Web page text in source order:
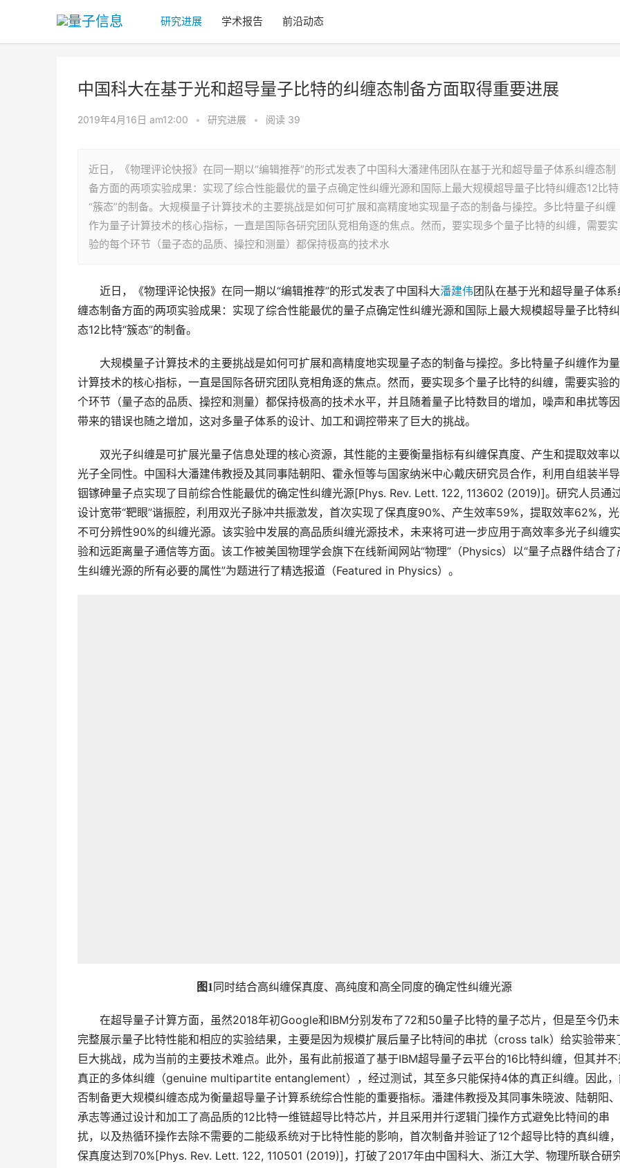
研究进展 学术报告 前沿动态
中国科大在基于光和超导量子比特的纠缠态制备方面取得重要进展
2019年4月16日 am12:00 • 研究进展 • 阅读 39
近日，《物理评论快报》在同一期以“编辑推荐”的形式发表了中国科大潘建伟团队在基于光和超导量子体系纠缠态制
备方面的两项实验成果：实现了综合性能最优的量子点确定性纠缠光源和国际上最大规模超导量子比特纠缠态12比特
“簇态”的制备。大规模量子计算技术的主要挑战是如何可扩展和高精度地实现量子态的制备与操控。多比特量子纠缠
作为量子计算技术的核心指标，一直是国际各研究团队竞相角逐的焦点。然而，要实现多个量子比特的纠缠，需要实
验的每个环节（量子态的品质、操控和测量）都保持极高的技术水
近日，《物理评论快报》在同一期以“编辑推荐”的形式发表了中国科大潘建伟团队在基于光和超导量子体系
缠态制备方面的两项实验成果：实现了综合性能最优的量子点确定性纠缠光源和国际上最大规模超导量子比特
态12比特“簇态”的制备。
大规模量子计算技术的主要挑战是如何可扩展和高精度地实现量子态的制备与操控。多比特量子纠缠作为
计算技术的核心指标，一直是国际各研究团队竞相角逐的焦点。然而，要实现多个量子比特的纠缠，需要实验
个环节（量子态的品质、操控和测量）都保持极高的技术水平，并且随着量子比特数目的增加，噪声和串扰等
带来的错误也随之增加，这对多量子体系的设计、加工和调控带来了巨大的挑战。
双光子纠缠是可扩展光量子信息处理的核心资源，其性能的主要衡量指标有纠缠保真度、产生和提取效率
光子全同性。中国科大潘建伟教授及其同事陆朝阳、霍永恒等与国家纳米中心戴庆研究员合作，利用自组装半
铟镓砷量子点实现了目前综合性能最优的确定性纠缠光源[Phys. Rev. Lett. 122, 113602 (2019)]。研究人员通
设计宽带“靶眼”谐振腔，利用双光子脉冲共振激发，首次实现了保真度90%、产生效率59%，提取效率62%，
不可分辨性90%的纠缠光源。该实验中发展的高品质纠缠光源技术，未来将可进一步应用于高效率多光子纠缠实
验和远距离量子通信等方面。该工作被美国物理学会旗下在线新闻网站“物理”（Physics）以“量子点器件结合了
生纠缠光源的所有必要的属性”为题进行了精选报道（Featured in Physics）。
图1 同时结合高纠缠保真度、高纯度和高全同度的确定性纠缠光源
在超导量子计算方面，虽然2018年初Google和IBM分别发布了72和50量子比特的量子芯片，但是至今仍
完整展示量子比特性能和相应的实验结果，主要是因为规模扩展后量子比特间的串扰（cross talk）给实验带来
巨大挑战，成为当前的主要技术难点。此外，虽有此前报道了基于IBM超导量子云平台的16比特纠缠，但其并不
真正的多体纠缠（genuine multipartite entanglement），经过测试，其至多只能保持4体的真正纠缠。因此
否制备更大规模纠缠态成为衡量超导量子计算系统综合性能的重要指标。潘建伟教授及其同事朱晓波、陆朝阳
承志等通过设计和加工了高品质的12比特一维链超导比特芯片，并且采用并行逻辑门操作方式避免比特间的串
扰，以及热循环操作去除不需要的二能级系统对于比特性能的影响，首次制备并验证了12个超导比特的真纠缠，
保真度达到70%[Phys. Rev. Lett. 122, 110501 (2019)]，打破了2017年由中国科大、浙江大学、物理所联合研